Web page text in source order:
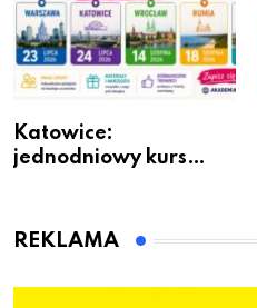
Katowice:
jednodniowy kurs
dzieci
REKLAMA